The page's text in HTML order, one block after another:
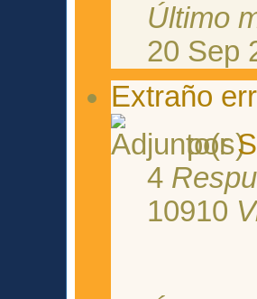
Último
20 Sep
Extraño
por
4
10910